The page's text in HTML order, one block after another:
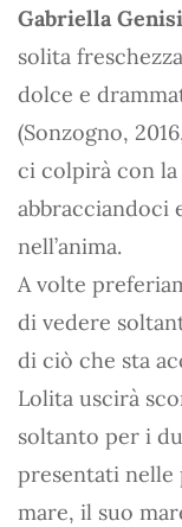
Gabriella Genisi
solita
dolce e
(Sonzogno,
ci colpirà con la
abbracciandoci
nell’anima.
A volte
di vedere
di ciò che sta
Lolita uscirà
soltanto per i
presentati nelle
mare, il suo